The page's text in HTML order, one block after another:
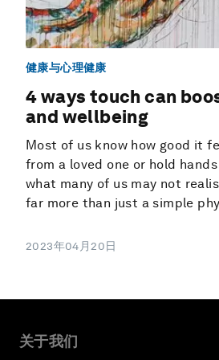
健康与心理健康
4 ways touch can
and wellbeing
Most of us know how good it
from a loved one or hold
what many of us may not
far more than just a simple
2023年04月20日
关于我们